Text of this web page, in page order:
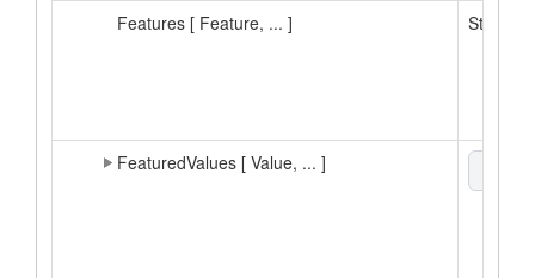
Features [ Feature, ... ] String[]
FeaturedValues [ Value, ... ]